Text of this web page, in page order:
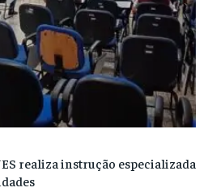
realiza instrução especializada